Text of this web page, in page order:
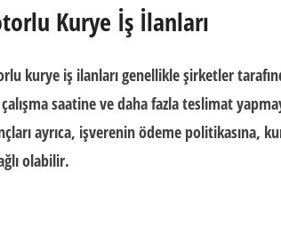
Kurye İş İlanları
kurye iş ilanları genellikle şirketler
saatine ve daha fazla teslimat
ayrıca, işverenin ödeme politikasına,
olabilir.